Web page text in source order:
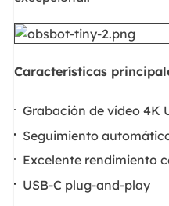
Características
Grabación de vídeo 4K
Seguimiento
Excelente rendimiento
USB-C plug-and-play